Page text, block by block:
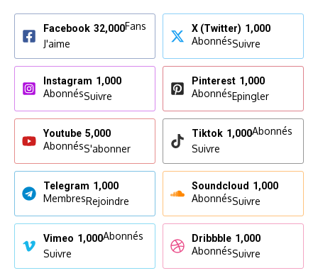
Facebook 32,000Fans
J'aime
X (Twitter) 1,000
AbonnésSuivre
Instagram 1,000
AbonnésSuivre
Pinterest 1,000
AbonnésEpingler
Youtube 5,000
AbonnésS'abonner
Tiktok 1,000Abonnés
Suivre
Telegram 1,000
MembresRejoindre
Soundcloud 1,000
AbonnésSuivre
Vimeo 1,000Abonnés
Suivre
Dribbble 1,000
AbonnésSuivre